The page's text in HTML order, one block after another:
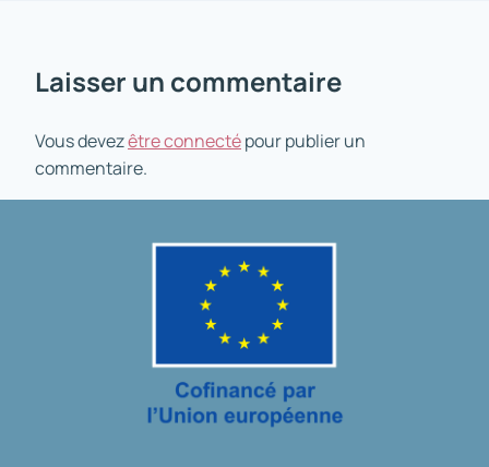
Laisser un commentaire
Vous devezêtre connectépour publier un
commentaire.